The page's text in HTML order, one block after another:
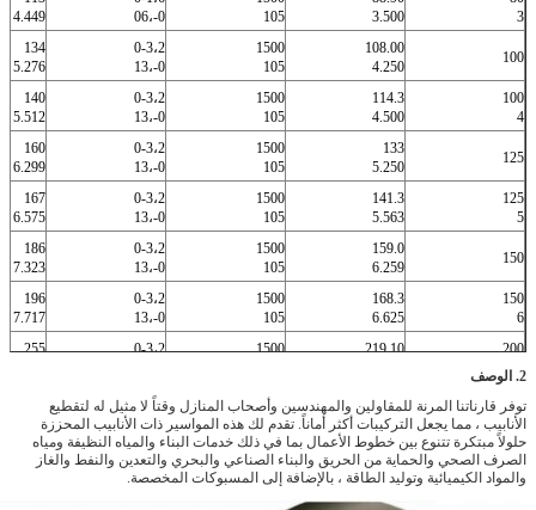
105
4.449
6.535
1.732
1500
105
0-3،2
134
5.276
187
7.362
48
1.890
1500
105
0-3،2
140
5.512
193
7.598
48
1.890
1500
105
0-3،2
160
6.299
215
8.465
50
1.969
1500
105
0-3،2
167
6.575
222
8.740
50
1.969
1500
105
0-3،2
186
7.323
242
9.528
56
2.205
1500
105
0-3،2
196
7.717
252
9.921
56
2.205
1500
105
0-3،2
255
319
60
وأصحاب المنازل وقتاً لا مثيل له لتقطيع
لك هذه المواسير ذات الأنابيب المحززة
ذلك خدمات البناء والمياه النظيفة ومياه
والبحري والتعدين والنفط والغاز
إلى المسبوكات المخصصة.